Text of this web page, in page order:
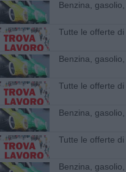
​Benzina,
​Tutte le offerte
​Benzina,
​Tutte le offerte
​Benzina,
​Tutte le offerte
​Benzina,